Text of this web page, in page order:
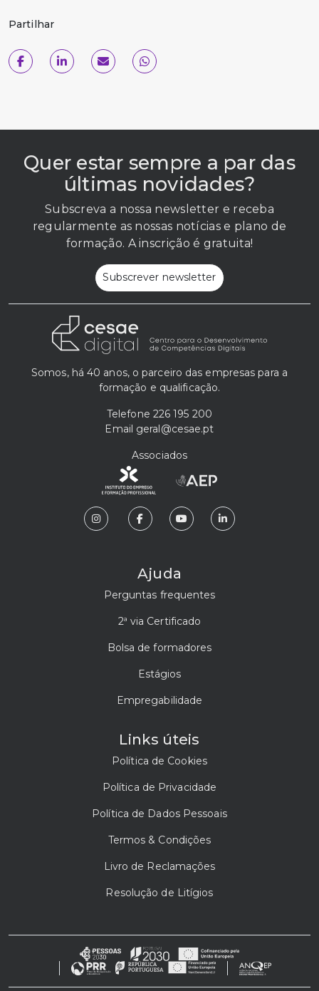
Partilhar
Quer estar sempre a par das
últimas novidades?
Subscreva a nossa newsletter e receba
regularmente as nossas notícias e plano de
formação. A inscrição é gratuita!
Subscrever newsletter
Somos, há 40 anos, o parceiro das empresas para a
formação e qualificação.
Telefone 226 195 200
Email geral@cesae.pt
Associados
Ajuda
Perguntas frequentes
2ª via Certificado
Bolsa de formadores
Estágios
Empregabilidade
Links úteis
Política de Cookies
Política de Privacidade
Política de Dados Pessoais
Termos & Condições
Livro de Reclamações
Resolução de Litígios